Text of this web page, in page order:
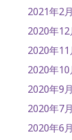
2021年2月
2020年12
2020年11
2020年10
2020年9月
2020年7月
2020年6月